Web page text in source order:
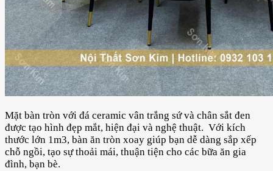
Mặt bàn tròn với đá ceramic vân trắng sứ và chân sắt đen
được tạo hình đẹp mắt, hiện đại và nghệ thuật. Với kích
thước lớn 1m3, bàn ăn tròn xoay giúp bạn dễ dàng sắp xếp
chỗ ngồi, tạo sự thoải mái, thuận tiện cho các bữa ăn gia
đình, bạn bè.